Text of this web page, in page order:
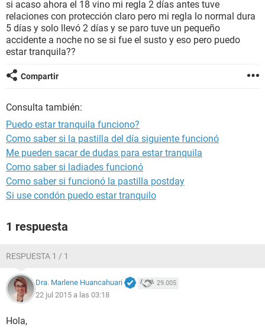
GLOSARIO
si acaso ahora el 18 vino mi regla 2 días antes tuve
relaciones con protección claro pero mi regla lo normal dura
5 días y solo llevó 2 días y se paro tuve un pequeño
accidente a noche no se si fue el susto y eso pero puedo
estar tranquila??
Compartir
Consulta también:
Puedo estar tranquila funciono?
Como saber si la pastilla del día siguiente funcionó
Me pueden sacar de dudas para estar tranquila
Como saber si ladiades funcionó
Como saber si funcionó la pastilla postday
Si use condón puedo estar tranquilo
1 respuesta
RESPUESTA 1 / 1
Dra. Marlene Huancahuari 29.005
22 jul 2015 a las 03:18
Hola,